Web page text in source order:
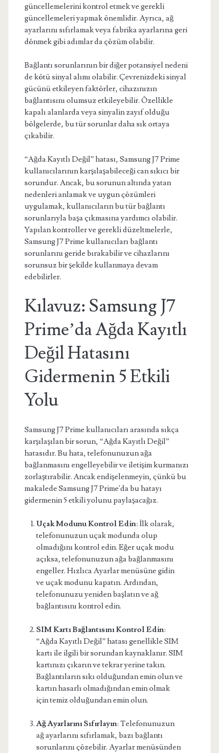
güncellemelerini kontrol etmek ve gerekli
güncellemeleri yapmak önemlidir. Ayrıca, ağ
ayarlarını sıfırlamak veya fabrika ayarlarına geri
dönmek gibi adımlar da çözüm olabilir.
Bağlantı sorunlarının bir diğer potansiyel nedeni
de kötü sinyal alımı olabilir. Çevrenizdeki sinyal
gücünü etkileyen faktörler, cihazınızın
bağlantısını olumsuz etkileyebilir. Özellikle
kapalı alanlarda veya sinyalin zayıf olduğu
bölgelerde, bu tür sorunlar daha sık ortaya
çıkabilir.
“Ağda Kayıtlı Değil” hatası, Samsung J7 Prime
kullanıcılarının karşılaşabileceği can sıkıcı bir
sorundur. Ancak, bu sorunun altında yatan
nedenleri anlamak ve uygun çözümleri
uygulamak, kullanıcıların bu tür bağlantı
sorunlarıyla başa çıkmasına yardımcı olabilir.
Yapılan kontroller ve gerekli düzeltmelerle,
Samsung J7 Prime kullanıcıları bağlantı
sorunlarını geride bırakabilir ve cihazlarını
sorunsuz bir şekilde kullanmaya devam
edebilirler.
Kılavuz: Samsung J7
Prime’da Ağda Kayıtlı
Değil Hatasını
Gidermenin 5 Etkili
Yolu
Samsung J7 Prime kullanıcıları arasında sıkça
karşılaşılan bir sorun, “Ağda Kayıtlı Değil”
hatasıdır. Bu hata, telefonunuzun ağa
bağlanmasını engelleyebilir ve iletişim kurmanızı
zorlaştırabilir. Ancak endişelenmeyin, çünkü bu
makalede Samsung J7 Prime'da bu hatayı
gidermenin 5 etkili yolunu paylaşacağız.
Uçak Modunu Kontrol Edin: İlk olarak,
telefonunuzun uçak modunda olup
olmadığını kontrol edin. Eğer uçak modu
açıksa, telefonunuzun ağa bağlanmasını
engeller. Hızlıca Ayarlar menüsüne gidin
ve uçak modunu kapatın. Ardından,
telefonunuzu yeniden başlatın ve ağ
bağlantısını kontrol edin.
SIM Kartı Bağlantısını Kontrol Edin:
“Ağda Kayıtlı Değil” hatası genellikle SIM
kartı ile ilgili bir sorundan kaynaklanır. SIM
kartınızı çıkarın ve tekrar yerine takın.
Bağlantıların sıkı olduğundan emin olun ve
kartın hasarlı olmadığından emin olmak
için temiz olduğundan emin olun.
Ağ Ayarlarını Sıfırlayın: Telefonunuzun
ağ ayarlarını sıfırlamak, bazı bağlantı
sorunlarını çözebilir. Ayarlar menüsünden